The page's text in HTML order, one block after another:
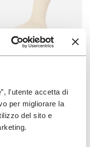
l'utente accetta di
per migliorare la
del sito e
Crew
20.70